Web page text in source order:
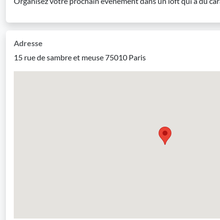
Adresse
15 rue de sambre et meuse 75010 Paris